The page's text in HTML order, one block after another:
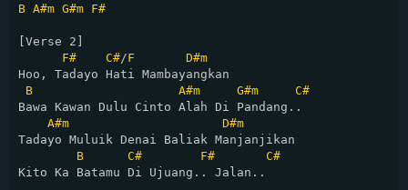
B A#m G#m F#
[Verse 2]
F#
C#/F
D#m
Hoo, Tadayo Hati Mambayangkan
B
A#m G#m
C#
Bawa Kawan Dulu Cinto Alah Di Pandang..
A#m
D#m
Tadayo Muluik Denai Baliak Manjanjikan
B
C# F#
C#
Kito Ka Batamu Di Ujuang.. Jalan..